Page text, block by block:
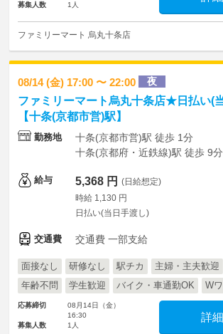
募集人数
1人
ファミリーマート 烏丸十条店
08/14 (金) 17:00 〜 22:00 夜
ファミリーマート烏丸十条店★日払い(
【十条(京都市営)駅】
勤務地
十条(京都市営)駅 徒歩 1分
十条(京都府・近鉄線)駅 徒歩 9分
給与 5,368 円 (日給想定)
時給 1,130 円
日払い(当日手渡し)
交通費 交通費 一部支給
面接なし 研修なし 駅チカ 主婦・主夫歓迎
年齢不問
学生歓迎 バイク・車通勤OK W
応募締切
08月14日（金）
16:30
募集人数
1人
詳